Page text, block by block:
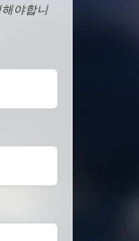
야합니